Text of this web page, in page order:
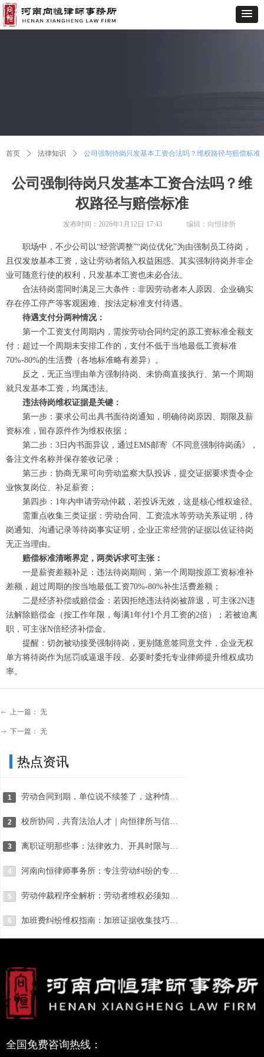
公司强制待岗只发基本工资合法吗？维
权路径与赔偿标准
首页 ꄲ 法律知识 ꄲ 公司强制待岗只发基本工资合法吗？维权路径与赔偿标准
职场中，不少公司以“经营调整”“岗位优化”为由强制员工待岗，
且仅发放基本工资，这让劳动者陷入权益困惑。其实强制待岗并非企
业可随意行使的权利，只发基本工资也未必合法。
合法待岗需同时满足三大条件：非因劳动者本人原因、企业确实
存在停工停产等客观困难、按法定标准支付待遇。
待遇支付分两种情况：
第一个工资支付周期内，需按劳动合同约定的原工资标准全额支
付；超过一个周期未安排工作的，支付不低于当地最低工资标准
70%-80%的生活费（各地标准略有差异）。
反之，无正当理由单方强制待岗、未协商直接执行、第一个周期
就只发基本工资，均属违法。
违法待岗维权证据是关键：
第一步：要求公司出具书面待岗通知，明确待岗原因、期限及薪
资标准，留存原件作为维权依据；
第二步：3日内书面异议，通过EMS邮寄《不同意强制待岗函》，
备注文件名称并保存签收记录；
第三步：协商无果可向劳动监察大队投诉，提交证据要求责令企
业恢复岗位、补足薪资；
第四步：1年内申请劳动仲裁，若投诉无效，这是核心维权途径。
需重点收集三类证据：劳动合同、工资流水等劳动关系证明，待
岗通知、沟通记录等待岗事实证明，企业正常经营的证据以佐证待岗
无正当理由。
赔偿标准清晰界定，两类诉求可主张：
一是薪资差额补足：违法待岗期间，第一个周期按原工资标准补
差额，超过周期的按当地最低工资70%-80%补生活费差额；
二是经济补偿或赔偿金：若因拒绝违法待岗被辞退，可主张2N违
法解除赔偿金（按工作年限，每满1年付1个月工资的2倍）；若被迫离
职，可主张N倍经济补偿金。
提醒：切勿被动接受强制待岗，更别随意签同意文件，企业无权
单方将待岗作为惩罚或逼退手段。必要时委托专业律师提升维权成功
率。
发布时间： 2026年1月12日 17:43
ꂃ 上一篇： 无
ꁹ 下一篇： 无
编辑：向恒律所
劳动合同到期，单位说不续签了，这种情况有赔偿吗？
校所协同，共育法治人才｜向恒律所与信阳学院社会科学学院达成战略合作
离职证明那些事：法律效力、开具时限与常见纠纷处理
河南向恒律师事务所：专注劳动纠纷的专业法律服务团队
劳动仲裁程序全解析：劳动者维权必须知道的关键步骤
加班费纠纷维权指南：加班证据收集技巧与仲裁请求确定
1
3
2
4
5
6
热点资讯
全国免费咨询热线：